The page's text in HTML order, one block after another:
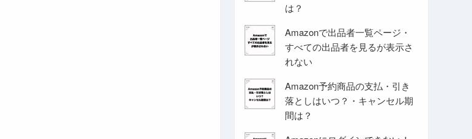
は？
Amazonで出品者一覧ページ・
すべての出品者を見るが表示さ
れない
Amazon予約商品の支払・引き
落としはいつ？・キャンセル期
間は？